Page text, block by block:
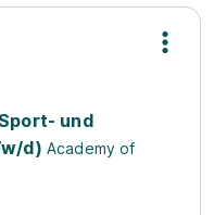
und
d) Academy of